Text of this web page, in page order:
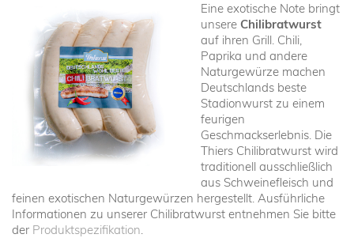
Eine exotische Note bringt
unsere Chilibratwurst
auf ihren Grill. Chili,
Paprika und andere
Naturgewürze machen
Deutschlands beste
Stadionwurst zu einem
feurigen
Geschmackserlebnis. Die
Thiers Chilibratwurst wird
traditionell ausschließlich
aus Schweinefleisch und
feinen exotischen Naturgewürzen hergestellt. Ausführliche
Informationen zu unserer Chilibratwurst entnehmen Sie bitte
der Produktspezifikation.